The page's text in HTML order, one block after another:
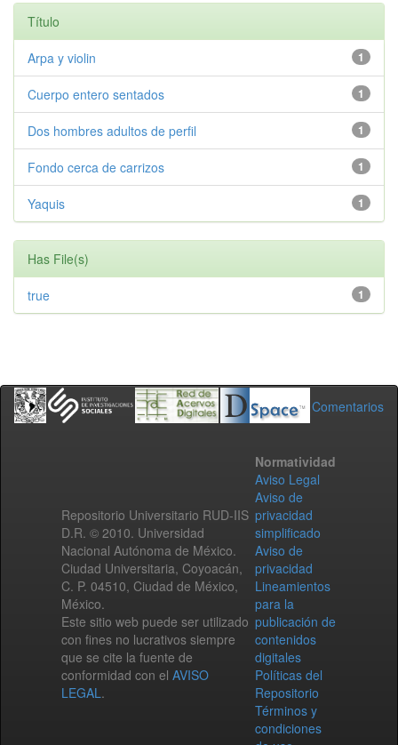
Título
1
Arpa y violin
1
Cuerpo entero sentados
1
Dos hombres adultos de perfil
1
Fondo cerca de carrizos
1
Yaquis
Has File(s)
1
true
Comentarios
Repositorio Universitario RUD-IIS
D.R. © 2010. Universidad
Nacional Autónoma de México.
Ciudad Universitaria, Coyoacán,
C. P. 04510, Ciudad de México,
México.
Este sitio web puede ser utilizado
con fines no lucrativos siempre
que se cite la fuente de
conformidad con el AVISO
LEGAL.
Normatividad
Aviso Legal
Aviso de
privacidad
simplificado
Aviso de
privacidad
Lineamientos
para la
publicación de
contenidos
digitales
Políticas del
Repositorio
Términos y
condiciones